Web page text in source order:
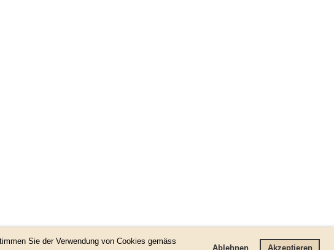
Sie der Verwendung von Cookies gemäss
Ablehnen Akzeptieren